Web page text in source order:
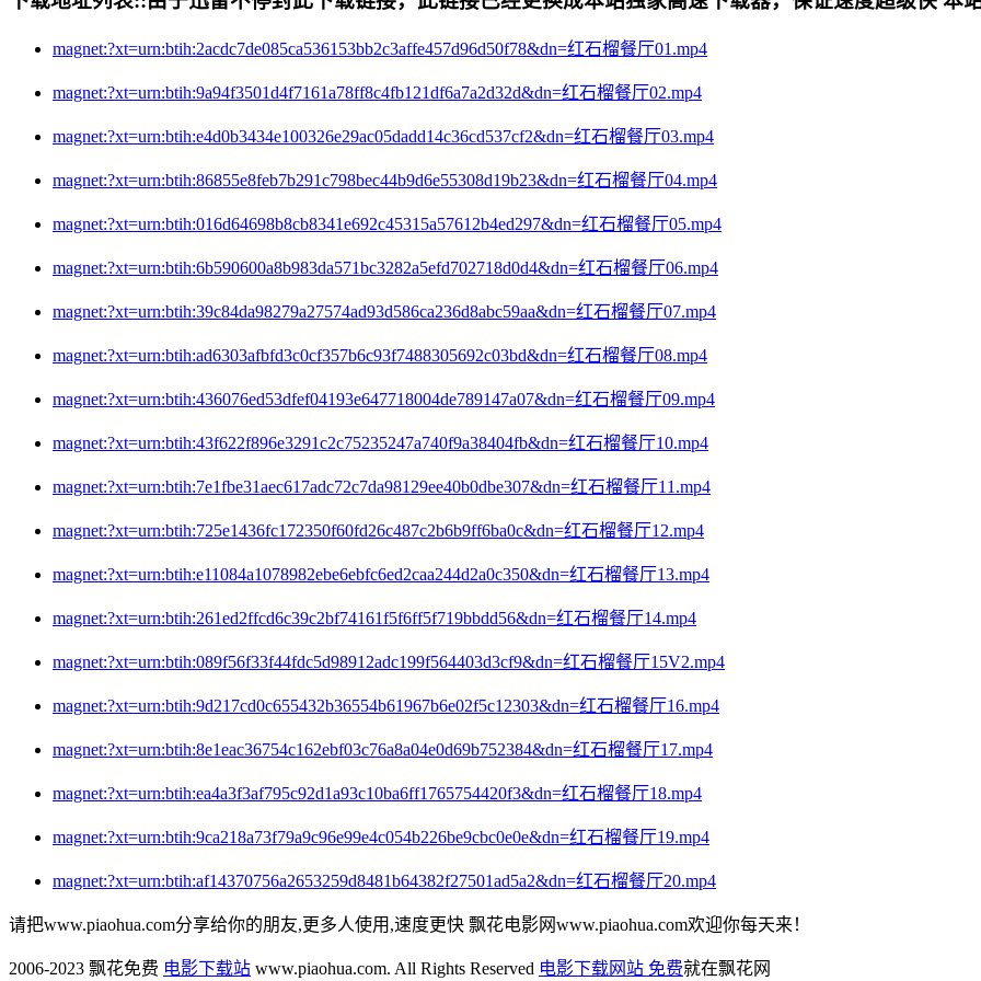
magnet:?xt=urn:btih:2acdc7de085ca536153bb2c3affe457d96d50f78&dn=红石榴餐厅01.mp4
magnet:?xt=urn:btih:9a94f3501d4f7161a78ff8c4fb121df6a7a2d32d&dn=红石榴餐厅02.mp4
magnet:?xt=urn:btih:e4d0b3434e100326e29ac05dadd14c36cd537cf2&dn=红石榴餐厅03.mp4
magnet:?xt=urn:btih:86855e8feb7b291c798bec44b9d6e55308d19b23&dn=红石榴餐厅04.mp4
magnet:?xt=urn:btih:016d64698b8cb8341e692c45315a57612b4ed297&dn=红石榴餐厅05.mp4
magnet:?xt=urn:btih:6b590600a8b983da571bc3282a5efd702718d0d4&dn=红石榴餐厅06.mp4
magnet:?xt=urn:btih:39c84da98279a27574ad93d586ca236d8abc59aa&dn=红石榴餐厅07.mp4
magnet:?xt=urn:btih:ad6303afbfd3c0cf357b6c93f7488305692c03bd&dn=红石榴餐厅08.mp4
magnet:?xt=urn:btih:436076ed53dfef04193e647718004de789147a07&dn=红石榴餐厅09.mp4
magnet:?xt=urn:btih:43f622f896e3291c2c75235247a740f9a38404fb&dn=红石榴餐厅10.mp4
magnet:?xt=urn:btih:7e1fbe31aec617adc72c7da98129ee40b0dbe307&dn=红石榴餐厅11.mp4
magnet:?xt=urn:btih:725e1436fc172350f60fd26c487c2b6b9ff6ba0c&dn=红石榴餐厅12.mp4
magnet:?xt=urn:btih:e11084a1078982ebe6ebfc6ed2caa244d2a0c350&dn=红石榴餐厅13.mp4
magnet:?xt=urn:btih:261ed2ffcd6c39c2bf74161f5f6ff5f719bbdd56&dn=红石榴餐厅14.mp4
magnet:?xt=urn:btih:089f56f33f44fdc5d98912adc199f564403d3cf9&dn=红石榴餐厅15V2.mp4
magnet:?xt=urn:btih:9d217cd0c655432b36554b61967b6e02f5c12303&dn=红石榴餐厅16.mp4
magnet:?xt=urn:btih:8e1eac36754c162ebf03c76a8a04e0d69b752384&dn=红石榴餐厅17.mp4
magnet:?xt=urn:btih:ea4a3f3af795c92d1a93c10ba6ff1765754420f3&dn=红石榴餐厅18.mp4
magnet:?xt=urn:btih:9ca218a73f79a9c96e99e4c054b226be9cbc0e0e&dn=红石榴餐厅19.mp4
magnet:?xt=urn:btih:af14370756a2653259d8481b64382f27501ad5a2&dn=红石榴餐厅20.mp4
请把www.piaohua.com分享给你的朋友,更多人使用,速度更快 飘花电影网www.piaohua.com欢迎你每天来！
2006-2023 飘花免费 电影下载站 www.piaohua.com. All Rights Reserved 电影下载网站 免费就在飘花网